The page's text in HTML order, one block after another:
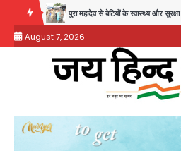
content
पुरा महादेव से बेटियों के स्वास्थ्य और सुरक्षा का संदेश
August 7, 2026